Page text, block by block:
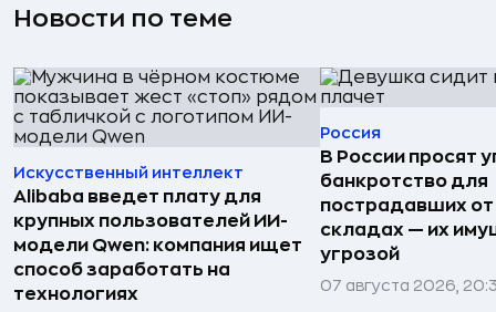
Новости по теме
Искусственный интеллект
Alibaba введет плату для
крупных пользователей ИИ-
модели Qwen: компания ищет
способ заработать на
технологиях
Россия
В России просят
банкротство для
пострадавших
складах — их
угрозой
07 августа 2026,